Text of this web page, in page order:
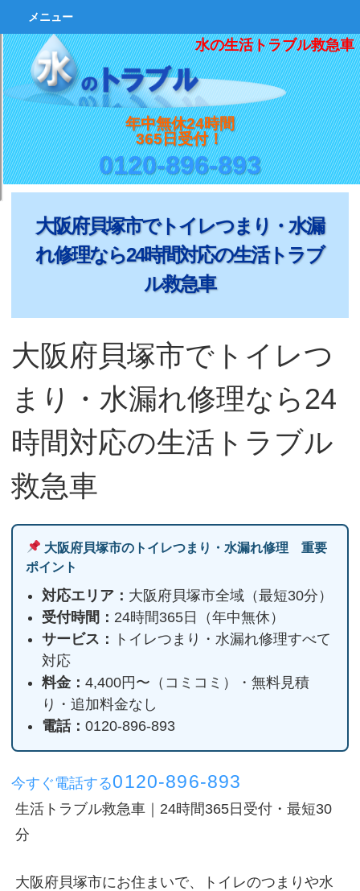
水の生活トラブル救急車
年中無休24時間
365日受付！
0120-896-893
メニュー
大阪府貝塚市でトイレつまり・水漏
れ修理なら24時間対応の生活トラブ
ル救急車
大阪府貝塚市でトイレつ
まり・水漏れ修理なら24
時間対応の生活トラブル
救急車
大阪府貝塚市のトイレつまり・水漏れ修理 重要
ポイント
対応エリア： 大阪府貝塚市全域（最短30分）
受付時間： 24時間365日（年中無休）
サービス：
トイレつまり・水漏れ修理すべて
対応
料金：4,400円〜（コミコミ）・無料見積
り・追加料金なし
電話：0120-896-893
今すぐ電話する0120-896-893
生活トラブル救急車｜24時間365日受付・最短30
分
大阪府貝塚市にお住まいで、トイレのつまりや水